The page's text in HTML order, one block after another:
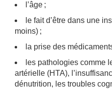
l’âge ;
le fait d’être dans une
moins) ;
la prise des
les pathologies comme
artérielle (HTA),
dénutrition, les troubles